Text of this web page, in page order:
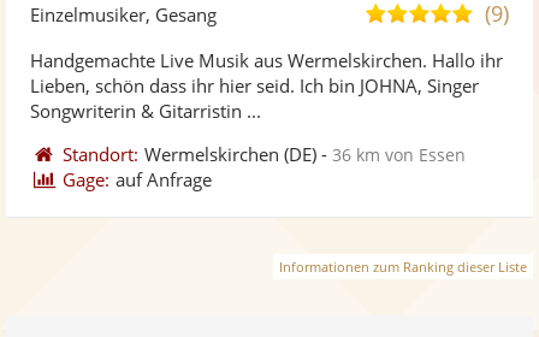
Fotos
5,0
5
(9)
Einzelmusiker, Gesang
Handgemachte Live Musik aus Wermelskirchen. Hallo ihr
Lieben, schön dass ihr hier seid. Ich bin JOHNA, Singer
Songwriterin & Gitarristin ...
Standort: Wermelskirchen (DE) -36 km von Essen
Gage: auf Anfrage
Informationen zum Ranking dieser Liste